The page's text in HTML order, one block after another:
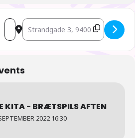
Address - Anime Kita - Aniween
Destination Address - Anime Kita
KITA - BRÆTSPILS AFTEN
2022 16:30